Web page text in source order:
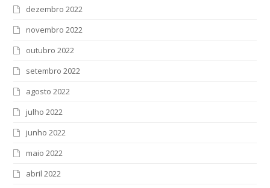
dezembro 2022
novembro 2022
outubro 2022
setembro 2022
agosto 2022
julho 2022
junho 2022
maio 2022
abril 2022